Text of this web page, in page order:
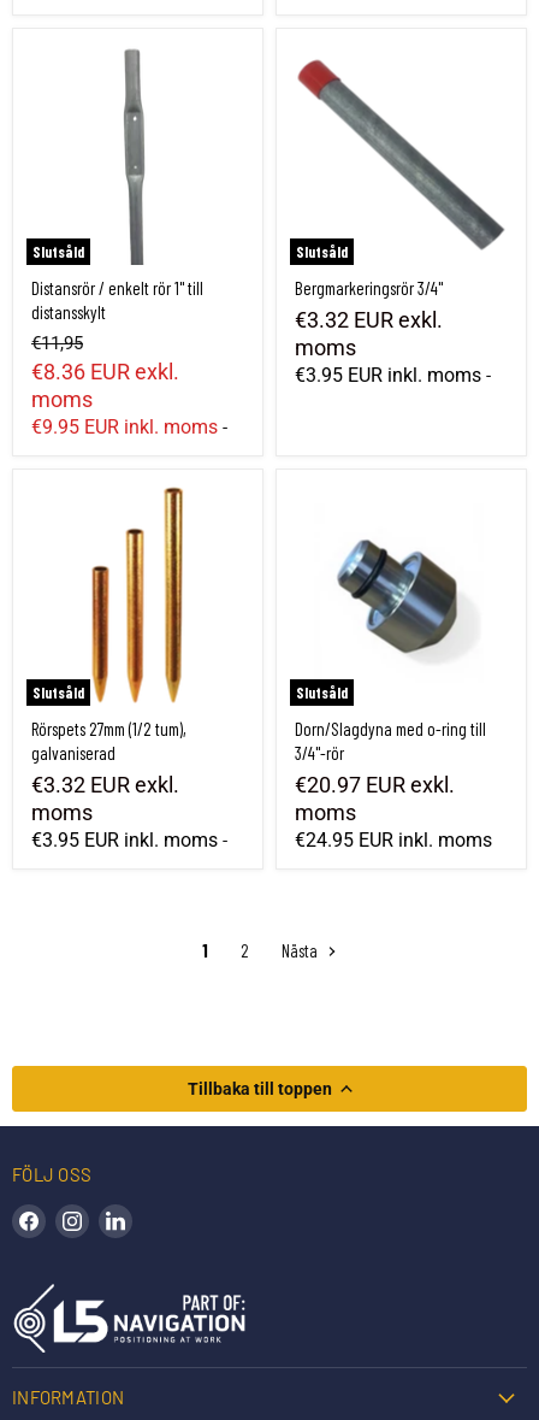
Slutsåld
Distansrör / enkelt rör 1" till distansskylt
Distansrör / enkelt rör 1" till
distansskylt
€11,95
€8.36 EURexkl.
moms
€9.95 EUR inkl. moms -
Slutsåld
Bergmarkeringsrör 3/4"
€3.32 EURexkl.
moms
€3.95 EUR inkl. moms -
Slutsåld
Rörspets 27mm (1/2 tum), galvaniserad
Rörspets 27mm (1/2 tum),
galvaniserad
€3.32 EURexkl.
moms
€3.95 EUR inkl. moms -
Slutsåld
Dorn/Slagdyna med o-ring till
3/4"-rör
€20.97 EURexkl.
moms
€24.95 EUR inkl. moms
1 2 Nästa
Tillbaka till toppen
FÖLJ OSS
Hitta oss på Facebook
Hitta oss på Instagram
INFORMATION